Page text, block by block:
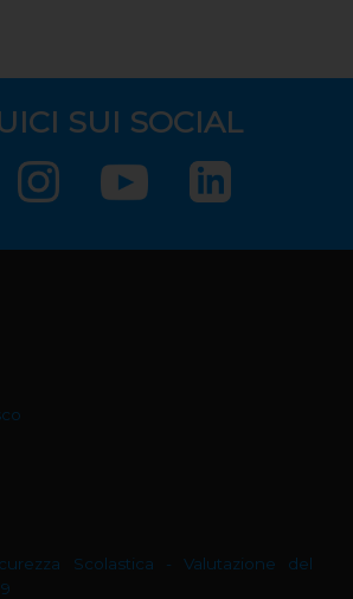
SUI SOCIAL
Scolastica - Valutazione del